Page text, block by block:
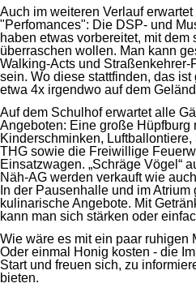
Auch im weiteren Verlauf
"Perfomances": Die DSP- und
haben etwas vorbereitet, mit
überraschen wollen. Man kann
Walking-Acts und Straßenkehrer-
sein. Wo diese stattfinden, das
etwa 4x irgendwo auf dem
Auf dem Schulhof erwartet alle
Angeboten: Eine große Hüpfburg
Kinderschminken,
THG sowie die Freiwillige
Einsatzwagen. „Schräge Vögel“
Näh-AG werden verkauft wie
In der Pausenhalle und im
kulinarische Angebote. Mit
kann man sich stärken oder
Wie wäre es mit ein paar ruhigen
Oder einmal Honig kosten - die
Start und freuen sich, zu
bieten.